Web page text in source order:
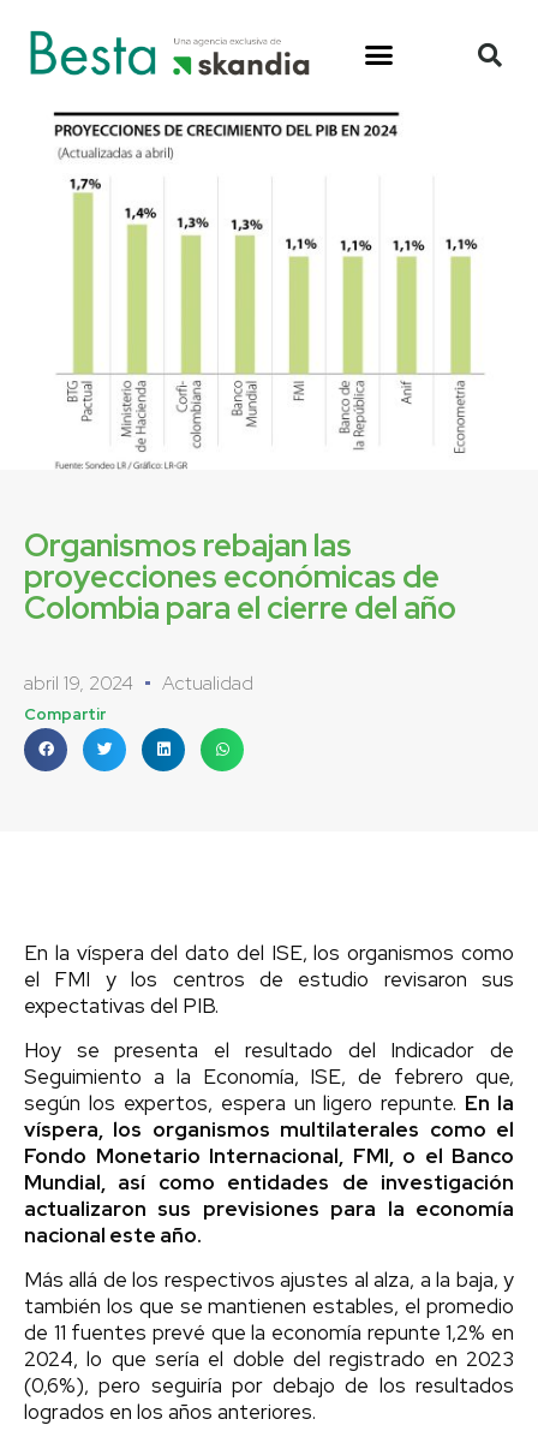
Organismos rebajan las
proyecciones económicas de
Colombia para el cierre del año
abril 19, 2024 Actualidad
Compartir
En la víspera del dato del ISE, los organismos como
el FMI y los centros de estudio revisaron sus
expectativas del PIB.
Hoy se presenta el resultado del Indicador de
Seguimiento a la Economía, ISE, de febrero que,
según los expertos, espera un ligero repunte. En la
víspera, los organismos multilaterales como el
Fondo Monetario Internacional, FMI, o el Banco
Mundial, así como entidades de investigación
actualizaron sus previsiones para la economía
nacional este año.
Más allá de los respectivos ajustes al alza, a la baja, y
también los que se mantienen estables, el promedio
de 11 fuentes prevé que la economía repunte 1,2% en
2024, lo que sería el doble del registrado en 2023
(0,6%), pero seguiría por debajo de los resultados
logrados en los años anteriores.